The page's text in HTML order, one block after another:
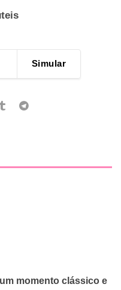
Simular
momento clássico e